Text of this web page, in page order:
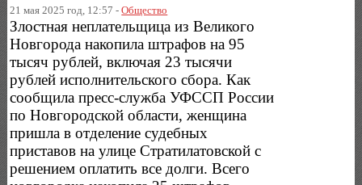
21 мая 2025 год, 12:57 -Общество
Злостная неплательщица из Великого
Новгорода накопила штрафов на 95
тысяч рублей, включая 23 тысячи
рублей исполнительского сбора. Как
сообщила пресс-служба УФССП России
по Новгородской области, женщина
пришла в отделение судебных
приставов на улице Стратилатовской с
решением оплатить все долги. Всего